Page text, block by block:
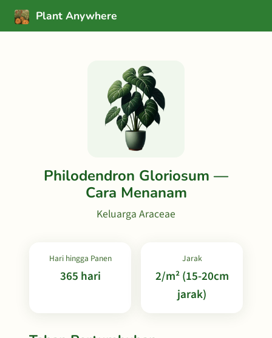
Plant Anywhere
Philodendron Gloriosum —
Cara Menanam
Keluarga Araceae
Hari hingga Panen
365 hari
Jarak
2/m² (15-20cm
jarak)